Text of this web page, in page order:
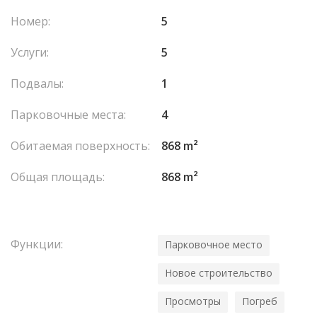
Выделяющей особенностью резиденции является
между внутренними и внешними жилыми пространствами, а
Недвижимость включает четыре частных парковочных
Номер:
5
Услуги:
5
Подвалы:
1
Парковочные места:
4
Обитаемая поверхность:
868 m²
Общая площадь:
868 m²
Функции: Парковочное место
Новое строительство
Просмотры Погреб